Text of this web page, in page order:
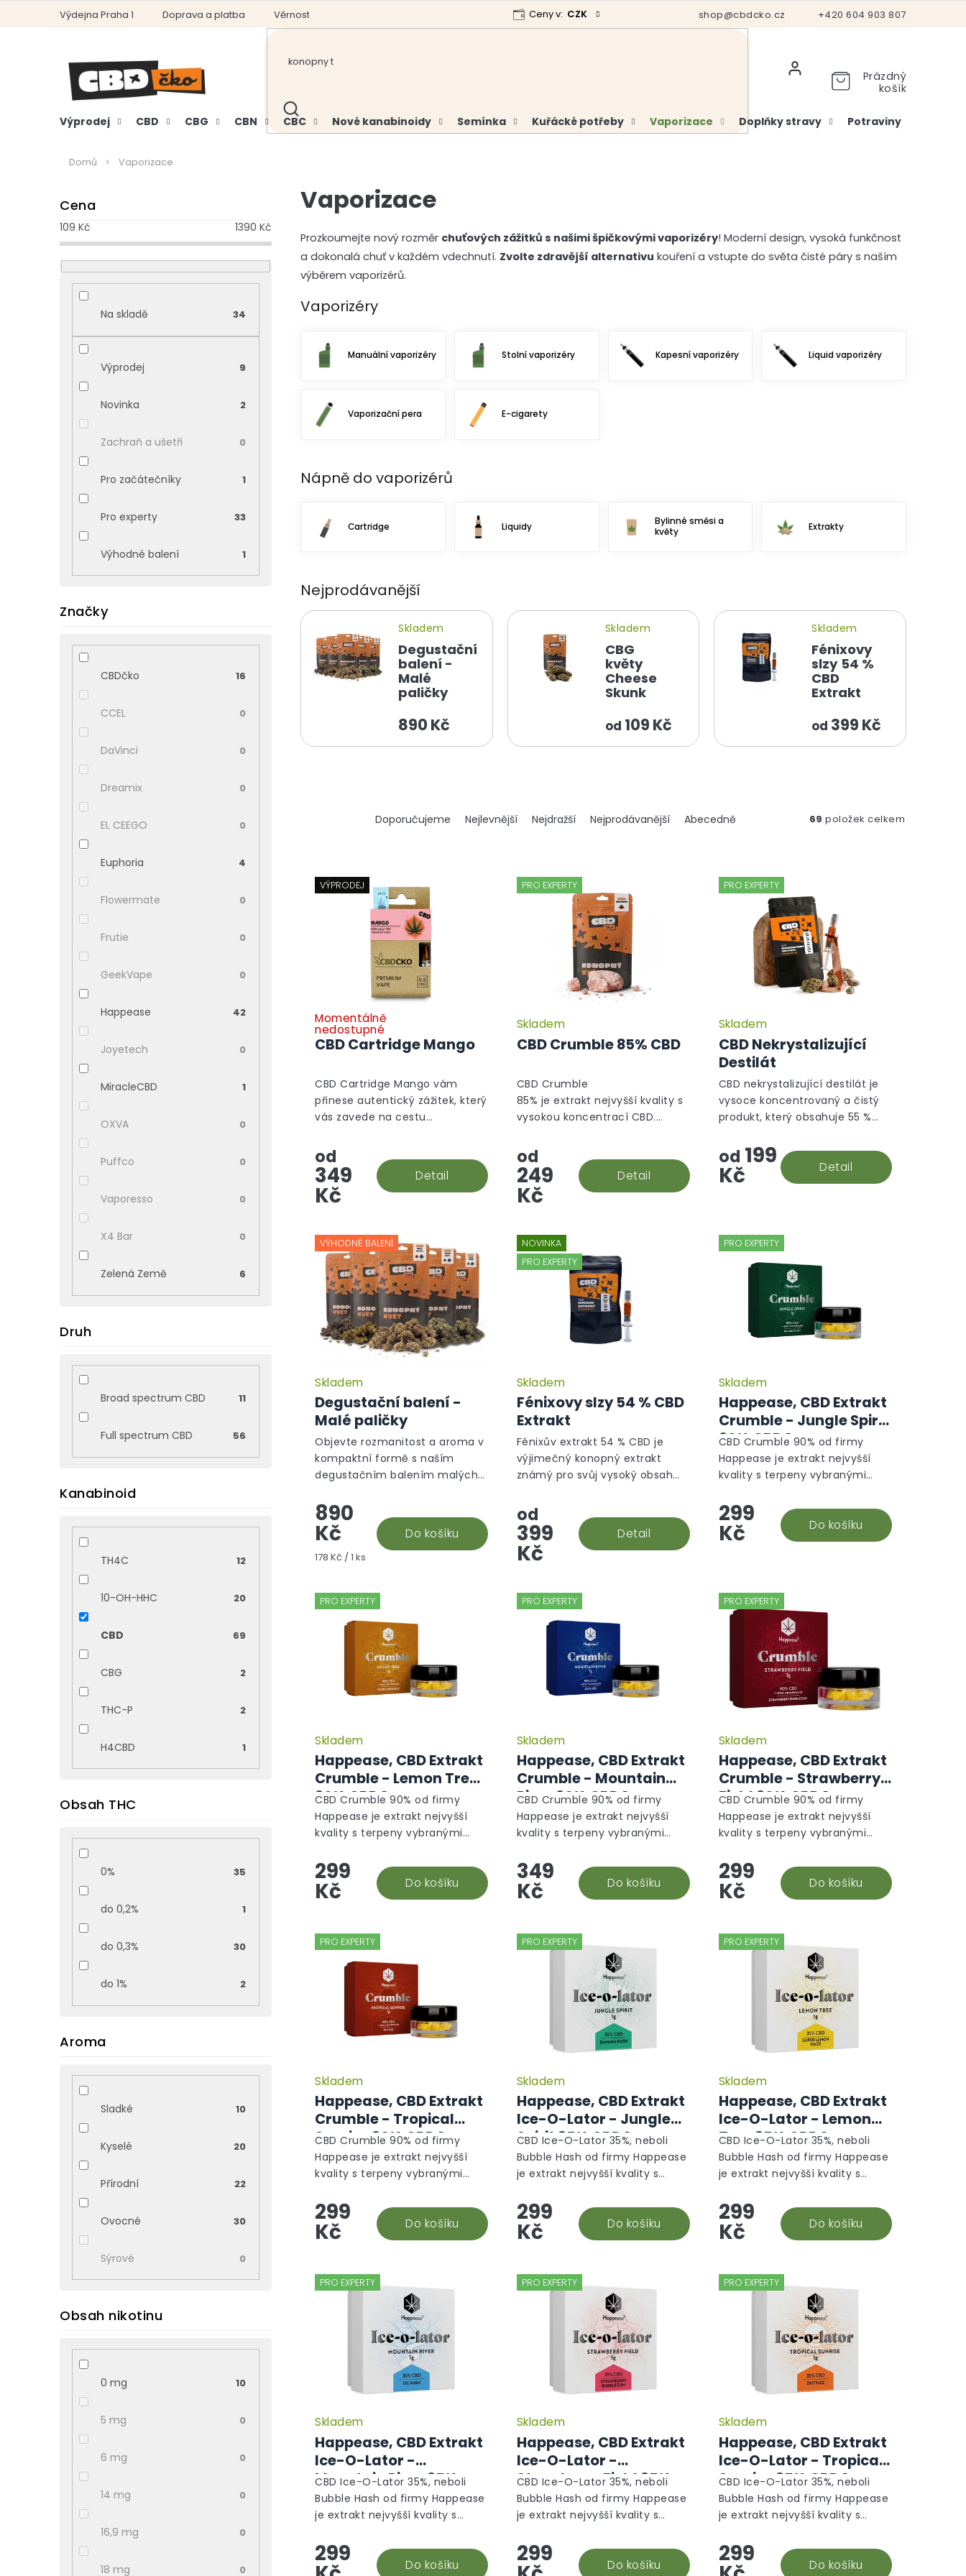
+420 604 903 807
shop@cbdcko.cz
Výdejna Praha 1 Doprava a platba Věrnostní program Analýzy a certifikáty Hodnocení obchodu Vrácení a reklamace
Ceny v: CZK
HLEDAT
Prázdný
košík
Výprodej CBD CBG CBN CBC Nové kanabinoidy Semínka Kuřácké potřeby Vaporizace Doplňky stravy Potraviny
Domů Vaporizace
o
s
t
r
a
Cena
109 Kč 1390 Kč
Na skladě 34
Výprodej 9
Novinka 2
Zachraň a ušetři 0
Pro začátečníky 1
Pro experty 33
Výhodné balení 1
Značky
CBDčko 16
CCEL 0
DaVinci 0
Dreamix 0
EL CEEGO 0
Euphoria 4
Flowermate 0
Frutie 0
GeekVape 0
Happease 42
Joyetech 0
MiracleCBD 1
OXVA 0
Puffco 0
Vaporesso 0
X4 Bar 0
Zelená Země 6
Druh
Broad spectrum CBD 11
Full spectrum CBD 56
Kanabinoid
TH4C 12
10-OH-HHC 20
CBD 69
CBG 2
THC-P 2
H4CBD 1
Obsah THC
0% 35
do 0,2% 1
do 0,3% 30
do 1% 2
Aroma
Sladké 10
Kyselé 20
Přírodní 22
Ovocné 30
Sýrové 0
Obsah nikotinu
0 mg 10
5 mg 0
6 mg 0
14 mg 0
16,9 mg 0
18 mg 0
Vaporizace
Prozkoumejte nový rozměr chuťových zážitků s našimi špičkovými vaporizéry! Moderní design, vysoká funkčnost
a dokonalá chuť v každém vdechnutí. Zvolte zdravější alternativu kouření a vstupte do světa čisté páry s naším
výběrem vaporizérů.
Vaporizéry
Manuální vaporizéry Stolní vaporizéry Kapesní vaporizéry Liquid vaporizéry
Vaporizační pera E-cigarety
Nápně do vaporizérů
Cartridge Liquidy
Bylinné směsi a
květy
Extrakty
Nejprodávanější
Degustační
balení -
Malé
paličky
Skladem
890 Kč
CBG
květy
Cheese
Skunk
Skladem
od 109 Kč
Fénixovy
slzy 54 %
CBD
Extrakt
Skladem
od 399 Kč
Ř
a
n
í
p
r
o
d
u
k
t
ů
Doporučujeme Nejlevnější Nejdražší Nejprodávanější Abecedně 69 položek celkem
VÝPRODEJ
CBD Cartridge Mango
Průměrné
hodnocení
produktu
hvězdiček.
Momentálně
nedostupné
od
349
Kč
Detail
CBD Cartridge Mango vám
přinese autentický zážitek, který
vás zavede na cestu
překvapivých chutí. Ponořte se
do tropických chutí sladkého
manga,...
PRO EXPERTY
CBD Crumble 85% CBD
Skladem
od
249
Kč
Detail
CBD Crumble
85% je extrakt nejvyšší kvality s
vysokou koncentrací CBD.
který se podobá většímu
krystalu/vosku a není tak
tvrdý,...
PRO EXPERTY
CBD Nekrystalizující
Destilát
Skladem
od 199
Kč Detail
CBD nekrystalizující destilát je
vysoce koncentrovaný a čistý
produkt, který obsahuje 55 %
CBN. Díky odstranění všech
nečistot je ideální pro výrobu...
VÝHODNÉ BALENÍ
Degustační balení -
Malé paličky
Průměrné
hodnocení
produktu
hvězdiček.
Skladem
890
Kč
Měrná
178 Kč / 1 ks
Do košíku
Objevte rozmanitost a aroma v
kompaktní formě s naším
degustačním balením malých
pět jedinečných odrůd – White
Widow, Cannatonic, Purple
Haze, BZ1...
NOVINKA
PRO EXPERTY
Fénixovy slzy 54 % CBD
Extrakt
Skladem
od
399
Kč
Detail
Fénixův extrakt 54 % CBD je
výjimečný konopný extrakt
známý pro svůj vysoký obsah
které nabízí významné
terapeutické účinky. Tento
přírodní...
PRO EXPERTY
Happease, CBD Extrakt
Crumble - Jungle Spirit
90% CBD 1g
Skladem
299
Kč Do košíku
CBD Crumble 90% od firmy
Happease je extrakt nejvyšší
kvality s terpeny vybranými
dohromady tvořili naprosto
harmonický produkt. Jedná se o
druh...
PRO EXPERTY
Happease, CBD Extrakt
Crumble - Lemon Tree
90% CBD 1g
Průměrné
hodnocení
produktu
hvězdiček.
Skladem
299
Kč Do košíku
CBD Crumble 90% od firmy
Happease je extrakt nejvyšší
kvality s terpeny vybranými
dohromady tvořili naprosto
harmonický produkt. Jedná se o
druh...
PRO EXPERTY
Happease, CBD Extrakt
Crumble - Mountain
River 90% CBD 1g
Skladem
349
Kč Do košíku
CBD Crumble 90% od firmy
Happease je extrakt nejvyšší
kvality s terpeny vybranými
dohromady tvořili naprosto
harmonický produkt. Jedná se o
druh...
PRO EXPERTY
Happease, CBD Extrakt
Crumble - Strawberry
Field 90% CBD 1g
Skladem
299
Kč Do košíku
CBD Crumble 90% od firmy
Happease je extrakt nejvyšší
kvality s terpeny vybranými
dohromady tvořili naprosto
harmonický produkt. Jedná se o
druh...
PRO EXPERTY
Happease, CBD Extrakt
Crumble - Tropical
Sunrise 90% CBD 1g
Skladem
299
Kč Do košíku
CBD Crumble 90% od firmy
Happease je extrakt nejvyšší
kvality s terpeny vybranými
dohromady tvořili naprosto
harmonický produkt. Jedná se o
druh...
PRO EXPERTY
Happease, CBD Extrakt
Ice-O-Lator - Jungle
Spirit 35% CBD 1g
Skladem
299
Kč Do košíku
CBD Ice-O-Lator 35%, neboli
Bubble Hash od firmy Happease
je extrakt nejvyšší kvality s
míru tak, aby dohromady tvořili
naprosto harmonický...
PRO EXPERTY
Happease, CBD Extrakt
Ice-O-Lator - Lemon
Tree 35% CBD 1g
Skladem
299
Kč Do košíku
CBD Ice-O-Lator 35%, neboli
Bubble Hash od firmy Happease
je extrakt nejvyšší kvality s
míru tak, aby dohromady tvořili
naprosto harmonický...
PRO EXPERTY
Happease, CBD Extrakt
Ice-O-Lator -
Mountain River 35%
CBD 1g
Skladem
299 Do košíku
CBD Ice-O-Lator 35%, neboli
Bubble Hash od firmy Happease
je extrakt nejvyšší kvality s
míru tak, aby dohromady tvořili
naprosto harmonický...
PRO EXPERTY
Happease, CBD Extrakt
Ice-O-Lator -
Strawberry Field 35%
CBD 1g
Skladem
299 Do košíku
CBD Ice-O-Lator 35%, neboli
Bubble Hash od firmy Happease
je extrakt nejvyšší kvality s
míru tak, aby dohromady tvořili
naprosto harmonický...
PRO EXPERTY
Happease, CBD Extrakt
Ice-O-Lator - Tropical
Sunrise 35% CBD 1g
Skladem
299 Do košíku
CBD Ice-O-Lator 35%, neboli
Bubble Hash od firmy Happease
je extrakt nejvyšší kvality s
míru tak, aby dohromady tvořili
naprosto harmonický...